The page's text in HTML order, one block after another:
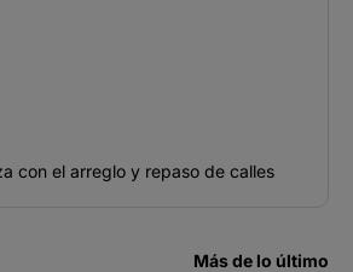
con el arreglo y repaso de calles
Más de lo último